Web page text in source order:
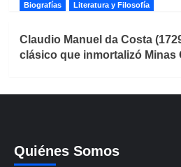
Biografías Literatura y Filosofía
Claudio Manuel da Costa
clásico que inmortalizó Minas
Quiénes Somos